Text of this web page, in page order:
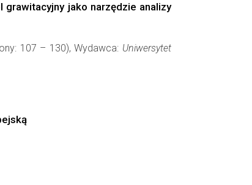
grawitacyjny jako narzędzie analizy
107 – 130), Wydawca: Uniwersytet